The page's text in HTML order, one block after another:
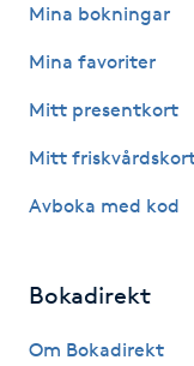
Japansk massage
K18
Mina bokningar
Mina favoriter
Mitt presentkort
Mitt
Avboka med kod
Bokadirekt
Om Bokadirekt